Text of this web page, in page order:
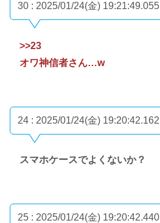
30 : 2025/01/24(金) 19:21:49.055
>>23
オワ神信者さん…w
24 : 2025/01/24(金) 19:20:42.162
スマホケースでよくないか？
25 : 2025/01/24(金) 19:20:42.440